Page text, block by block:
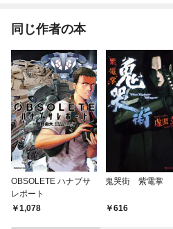
同じ作者の本
OBSOLETE ハナブサ
レポート
1,078
鬼哭街 紫電掌
616